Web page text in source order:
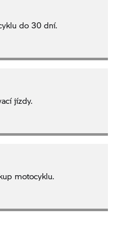
do 30 dní.
jízdy.
motocyklu.